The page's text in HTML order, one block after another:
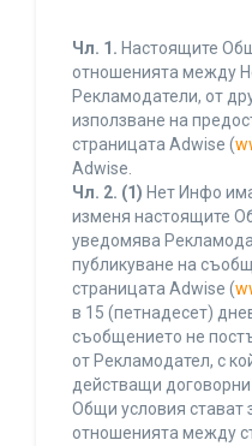
Чл. 1. Настоящите
отношенията между
Рекламодатели, от
използване на
страницата Adwise (
Adwise.
Чл. 2. (1) Нет Инфо
изменя настоящите
уведомява
публикуване на
страницата Adwise (
в 15 (петнадесет)
съобщението не
от Рекламодател, с
действащи
Общи условия стават
отношенията между